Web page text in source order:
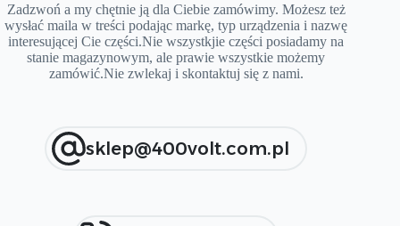
Zadzwoń a my chętnie ją dla Ciebie zamówimy. Możesz też
wysłać maila w treści podając markę, typ urządzenia i nazwę
interesującej Cie części.Nie wszystkjie części posiadamy na
stanie magazynowym, ale prawie wszystkie możemy
zamówić.Nie zwlekaj i skontaktuj się z nami.
sklep@400volt.com.pl